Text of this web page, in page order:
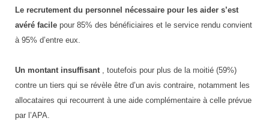
Le recrutement du personnel nécessaire pour les aider s’est
avéré facile pour 85% des bénéficiaires et le service rendu convient
à 95% d’entre eux.
Un montant insuffisant , toutefois pour plus de la moitié (59%)
contre un tiers qui se révèle être d’un avis contraire, notamment les
allocataires qui recourrent à une aide complémentaire à celle prévue
par l’APA.